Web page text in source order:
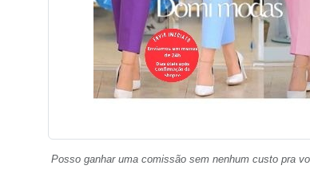
Posso ganhar uma comissão sem nenhum custo pra